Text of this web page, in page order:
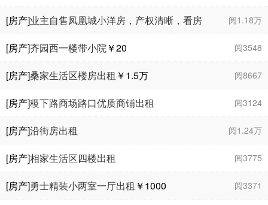
阅1.18万
[房产]业主自售凤凰城小洋房，产权清晰，看房
方便￥89.9万 阅3548
[房产]齐园西一楼带小院￥20
阅8667
[房产]桑家生活区楼房出租 ￥1.5万
阅3124
[房产]稷下路商场路口优质商铺出租
阅1.24万
[房产]沿街房出租
阅3775
[房产]相家生活区四楼出租
阅3371
[房产]勇士精装小两室一厅出租 ￥1000